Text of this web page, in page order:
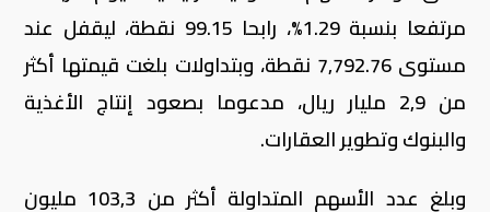
على الجانب الآخر، زاد وحيدا سهم مصرف السلام-
البحرين.
وكان السهم الأكثر تداولا من حيث الأحجام سهم بنك